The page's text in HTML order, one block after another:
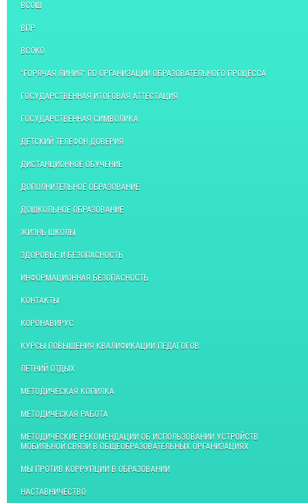
ВСОШ
ВПР
ВСОКО
"ГОРЯЧАЯ ЛИНИЯ" ПО ОРГАНИЗАЦИИ ОБРАЗОВАТЕЛЬНОГО ПРОЦЕССА
ГОСУДАРСТВЕННАЯ ИТОГОВАЯ АТТЕСТАЦИЯ
ГОСУДАРСТВЕННАЯ СИМВОЛИКА
ДЕТСКИЙ ТЕЛЕФОН ДОВЕРИЯ
ДИСТАНЦИОННОЕ ОБУЧЕНИЕ
ДОПОЛНИТЕЛЬНОЕ ОБРАЗОВАНИЕ
ДОШКОЛЬНОЕ ОБРАЗОВАНИЕ
ЖИЗНЬ ШКОЛЫ
ЗДОРОВЬЕ И БЕЗОПАСНОСТЬ
ИНФОРМАЦИОННАЯ БЕЗОПАСНОСТЬ
КОНТАКТЫ
КОРОНАВИРУС
КУРСЫ ПОВЫШЕНИЯ КВАЛИФИКАЦИИ ПЕДАГОГОВ
ЛЕТНИЙ ОТДЫХ
МЕТОДИЧЕСКАЯ КОПИЛКА
МЕТОДИЧЕСКАЯ РАБОТА
МЕТОДИЧЕСКИЕ РЕКОМЕНДАЦИИ ОБ ИСПОЛЬЗОВАНИИ УСТРОЙСТВ
МОБИЛЬНОЙ СВЯЗИ В ОБЩЕОБРАЗОВАТЕЛЬНЫХ ОРГАНИЗАЦИЯХ
МЫ ПРОТИВ КОРРУПЦИИ В ОБРАЗОВАНИИ
НАСТАВНИЧЕСТВО